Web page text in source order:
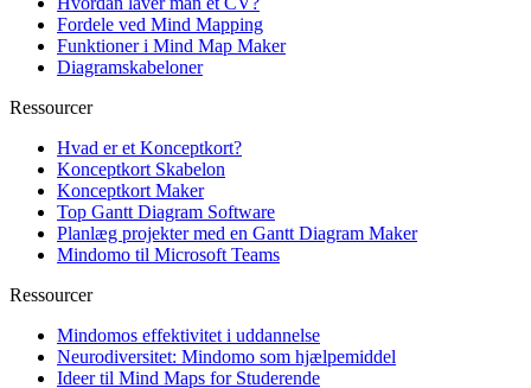
Fordele ved Mind Mapping
Funktioner i Mind Map Maker
Diagramskabeloner
Ressourcer
Hvad er et Konceptkort?
Konceptkort Skabelon
Konceptkort Maker
Top Gantt Diagram Software
Planlæg projekter med en Gantt Diagram Maker
Mindomo til Microsoft Teams
Ressourcer
Mindomos effektivitet i uddannelse
Neurodiversitet: Mindomo som hjælpemiddel
Ideer til Mind Maps for Studerende